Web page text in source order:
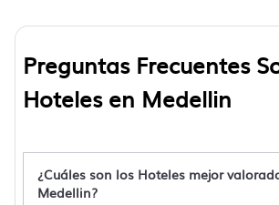
Preguntas Frecuentes
Hoteles en Medellin
¿Cuáles son los Hoteles mejor
Medellin?